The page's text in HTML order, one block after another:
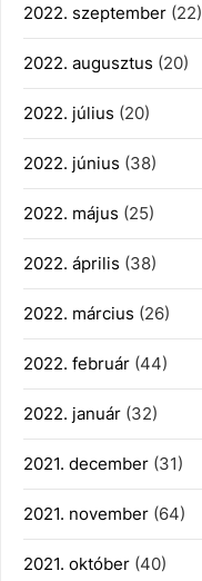
2022. szeptember (22)
2022. augusztus (20)
2022. július (20)
2022. június (38)
2022. május (25)
2022. április (38)
2022. március (26)
2022. február (44)
2022. január (32)
2021. december (31)
2021. november (64)
2021. október (40)